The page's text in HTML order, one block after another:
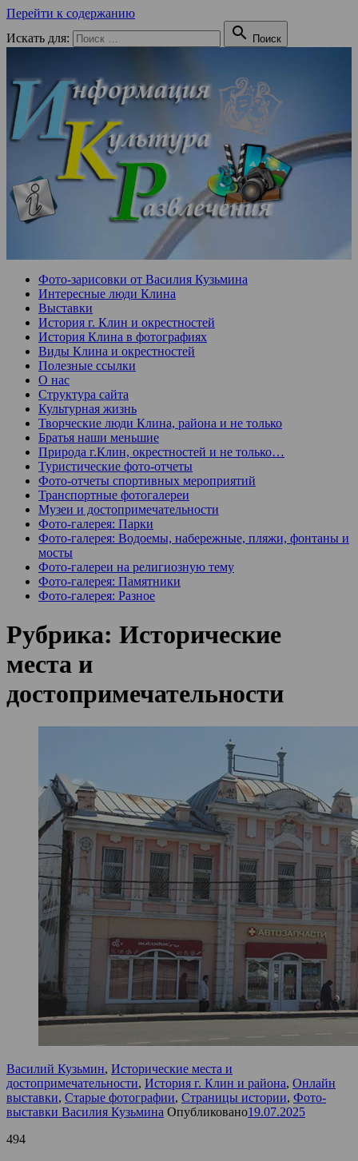
Перейти к содержанию
Искать для:
 Поиск
Фото-зарисовки от Василия Кузьмина
Интересные люди Клина
Выставки
История г. Клин и окрестностей
История Клина в фотографиях
Виды Клина и окрестностей
Полезные ссылки
О нас
Структура сайта
Культурная жизнь
Творческие люди Клина, района и не только
Братья наши меньшие
Природа г.Клин, окрестностей и не только…
Туристические фото-отчеты
Фото-отчеты спортивных мероприятий
Транспортные фотогалереи
Музеи и достопримечательности
Фото-галерея: Парки
Фото-галерея: Водоемы, набережные, пляжи, фонтаны и
мосты
Фото-галереи на религиозную тему
Фото-галерея: Памятники
Фото-галерея: Разное
Рубрика: Исторические
места и
достопримечательности
Василий Кузьмин, Исторические места и
достопримечательности, История г. Клин и района, Онлайн
выставки, Старые фотографии, Страницы истории, Фото-
выставки Василия Кузьмина Опубликовано19.07.2025
494